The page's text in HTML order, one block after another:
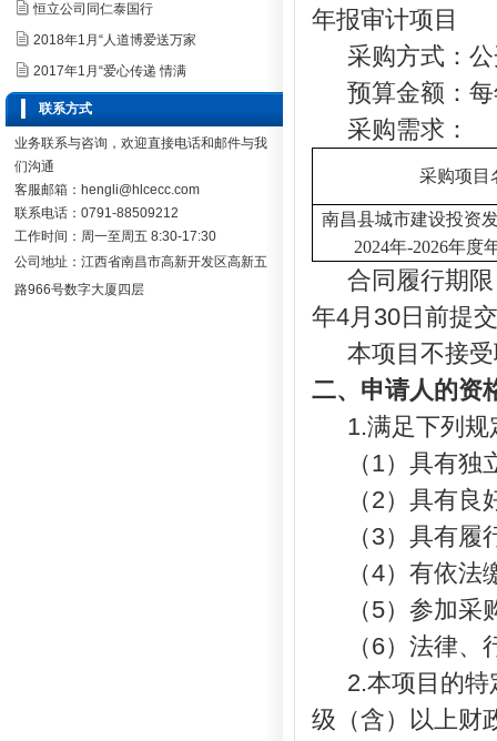
年报审计项目
采购方式：
预算金额：
采购需求：
采购项目
南昌县城市建设投资
2024年-2026年度
合同履行期
年4月30日前提
本项目不接
二、申请人的资
1.满足下列规
（1）具有独
（2）具有良
（3）具有履
（4）有依法
（5）参加采
（6）法律、
2.本项目的
级（含）以上财
恒立公司同仁泰国行
2018年1月“人道博爱送万家
2017年1月“爱心传递 情满
联系方式
业务联系与咨询，欢迎直接电话和邮件与我
们沟通
客服邮箱：hengli@hlcecc.com
联系电话：0791-88509212
工作时间：周一至周五 8:30-17:30
公司地址： 江西省南昌市高新开发区高新五
路966号数字大厦四层